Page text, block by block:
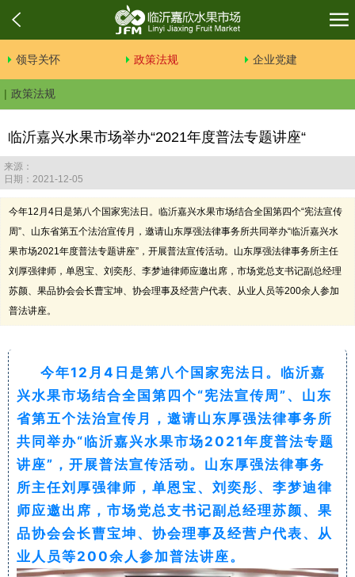
领导关怀 政策法规 企业党建
政策法规
临沂嘉兴水果市场举办“2021年度普法专题讲座“
来源：
日期：2021-12-05
今年12月4日是第八个国家宪法日。临沂嘉兴水果市场结合全国第四个“宪法宣传
周”、山东省第五个法治宣传月，邀请山东厚强法律事务所共同举办“临沂嘉兴水
果市场2021年度普法专题讲座”，开展普法宣传活动。山东厚强法律事务所主任
刘厚强律师，单恩宝、刘奕彤、李梦迪律师应邀出席，市场党总支书记副总经理
苏颜、果品协会会长曹宝坤、协会理事及经营户代表、从业人员等200余人参加
普法讲座。
今年12月4日是第八个国家宪法日。临沂嘉
兴水果市场结合全国第四个“宪法宣传周”、山东
省第五个法治宣传月，邀请山东厚强法律事务所
共同举办“临沂嘉兴水果市场2021年度普法专题
讲座”，开展普法宣传活动。山东厚强法律事务
所主任刘厚强律师，单恩宝、刘奕彤、李梦迪律
师应邀出席，市场党总支书记副总经理苏颜、果
品协会会长曹宝坤、协会理事及经营户代表、从
业人员等200余人参加普法讲座。